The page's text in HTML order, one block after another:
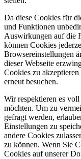
Da diese Cookies für
und Funktionen
Auswirkungen auf die
können Cookies
Browsereinstellungen
dieser Webseite
Cookies zu
erneut besuchen.
Wir respektieren es
möchten. Um zu
gefragt werden,
Einstellungen zu
andere Cookies
zu können. Wenn Sie
Cookies auf unserer